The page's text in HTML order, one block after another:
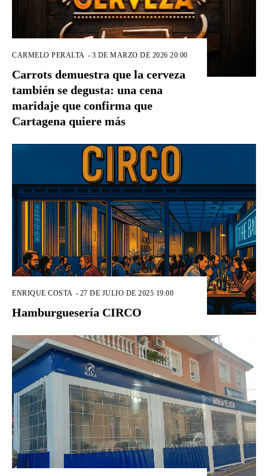
CARMELO PERALTA - 3 DE MARZO DE 2026 20:00
Carrots demuestra que la cerveza
también se degusta: una cena
maridaje que confirma que
Cartagena quiere más
ENRIQUE COSTA - 27 DE JULIO DE 2025 19:00
Hamburguesería CIRCO